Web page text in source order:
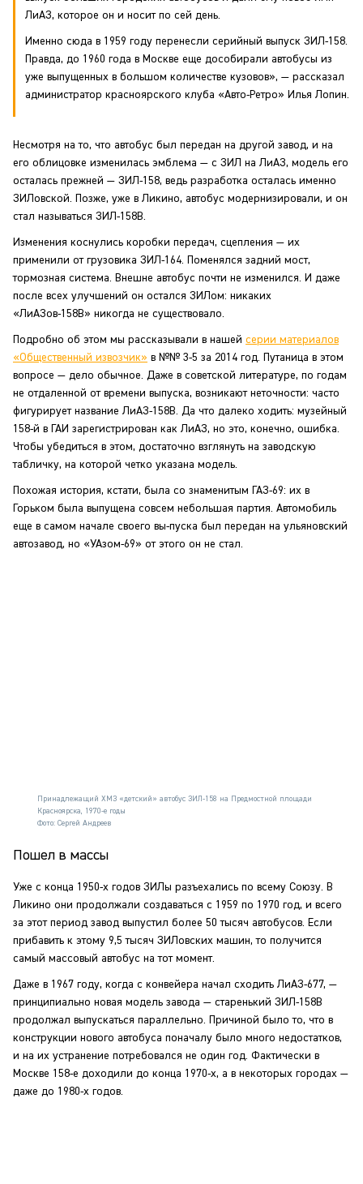
ЛиАЗ, которое он и носит по сей день.
Именно сюда в 1959 году перенесли серийный выпуск ЗИЛ-158.
Правда, до 1960 года в Москве еще дособирали автобусы из
уже выпущенных в большом количестве кузовов», — рассказал
администратор красноярского клуба «Авто-Ретро» Илья Лопин.
Несмотря на то, что автобус был передан на другой завод, и на
его облицовке изменилась эмблема — с ЗИЛ на ЛиАЗ, модель его
осталась прежней — ЗИЛ-158, ведь разработка осталась именно
ЗИЛовской. Позже, уже в Ликино, автобус модернизировали, и он
стал называться ЗИЛ-158В.
Изменения коснулись коробки передач, сцепления — их
применили от грузовика ЗИЛ-164. Поменялся задний мост,
тормозная система. Внешне автобус почти не изменился. И даже
после всех улучшений он остался ЗИЛом: никаких
«ЛиАЗов-158В» никогда не существовало.
Подробно об этом мы рассказывали в нашей серии материалов
«Общественный извозчик» в №№ 3-5 за 2014 год. Путаница в этом
вопросе — дело обычное. Даже в советской литературе, по годам
не отдаленной от времени выпуска, возникают неточности: часто
фигурирует название ЛиАЗ-158В. Да что далеко ходить: музейный
158-й в ГАИ зарегистрирован как ЛиАЗ, но это, конечно, ошибка.
Чтобы убедиться в этом, достаточно взглянуть на заводскую
табличку, на которой четко указана модель.
Похожая история, кстати, была со знаменитым ГАЗ-69: их в
Горьком была выпущена совсем небольшая партия. Автомобиль
еще в самом начале своего вы-пуска был передан на ульяновский
автозавод, но «УАзом-69» от этого он не стал.
Принадлежащий ХМЗ «детский» автобус ЗИЛ-158 на Предмостной площади
Красноярска, 1970-е годы
Фото: Сергей Андреев
Пошел в массы
Уже с конца 1950-х годов ЗИЛы разъехались по всему Союзу. В
Ликино они продолжали создаваться с 1959 по 1970 год, и всего
за этот период завод выпустил более 50 тысяч автобусов. Если
прибавить к этому 9,5 тысяч ЗИЛовских машин, то получится
самый массовый автобус на тот момент.
Даже в 1967 году, когда с конвейера начал сходить ЛиАЗ-677, —
принципиально новая модель завода — старенький ЗИЛ-158В
продолжал выпускаться параллельно. Причиной было то, что в
конструкции нового автобуса поначалу было много недостатков,
и на их устранение потребовался не один год. Фактически в
Москве 158-е доходили до конца 1970-х, а в некоторых городах —
даже до 1980-х годов.